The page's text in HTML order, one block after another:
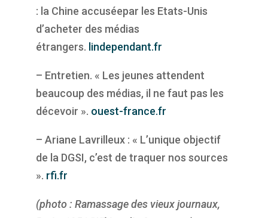
: la Chine accuséepar les Etats-Unis
d’acheter des médias
étrangers. lindependant.fr
– Entretien. « Les jeunes attendent
beaucoup des médias, il ne faut pas les
décevoir ». ouest-france.fr
– Ariane Lavrilleux : « L’unique objectif
de la DGSI, c’est de traquer nos sources
». rfi.fr
(photo : Ramassage des vieux journaux,